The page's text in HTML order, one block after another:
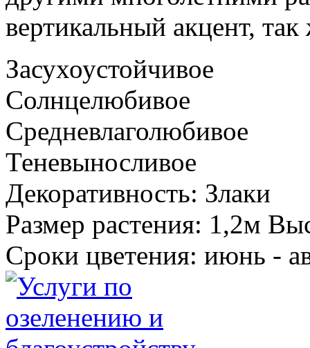
вертикальный акцент,
Засухоустойчивое
Солнцелюбивое
Средневлаголюбивое
Теневыносливое
Декоративность: Злаки
Размер растения: 1,2м
Сроки цветения: июнь -